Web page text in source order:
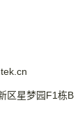
区星梦园F1栋B